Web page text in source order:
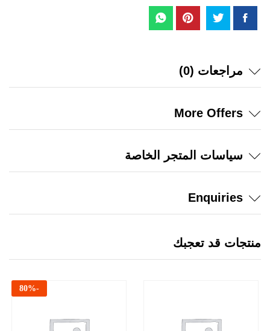
مراجعات (0)
More Offers
سياسات المتجر الخاصة
Enquiries
منتجات قد تعجبك
-
80%